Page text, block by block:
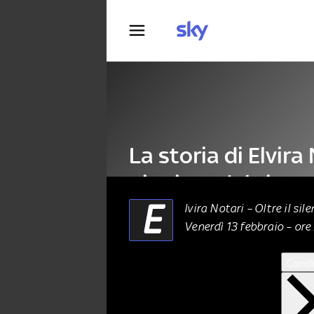
La storia di Elvira
pioniera del
CINEMA 12 Febbraio 2026
E
lvira Notari – Oltre il
Venerdì 13 febbraio – ore